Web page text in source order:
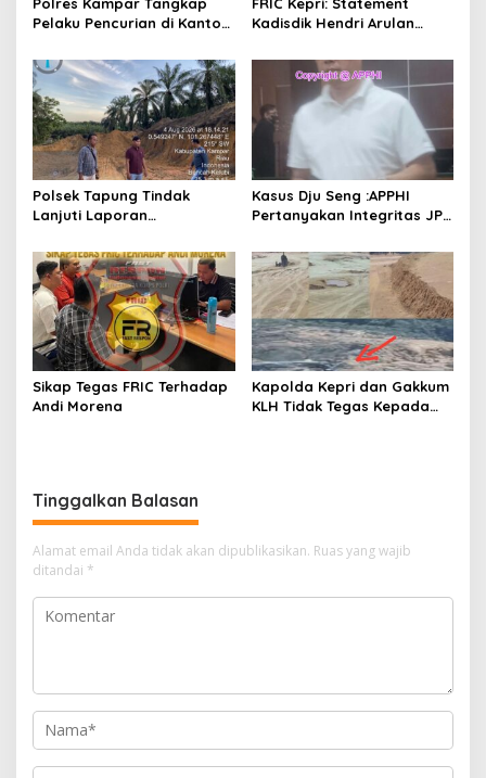
Pelaku Pencurian di Kantor
Kadisdik Hendri Arulan
Indonesia
Polsek Tapung Tindak
Lanjuti Laporan
Penambangan Ilegal di
Desa Bencah Kelubi
Kasus Dju Seng :APPHI
Pertanyakan Integritas JPU
“Main Mata” Kroni Eks-
Jampidsus
Sikap Tegas FRIC Terhadap
Andi Morena
Kapolda Kepri dan Gakkum
KLH Tidak Tegas Kepada
Tinggalkan Balasan
Alamat email Anda tidak akan dipublikasikan. Ruas yang wajib
ditandai *